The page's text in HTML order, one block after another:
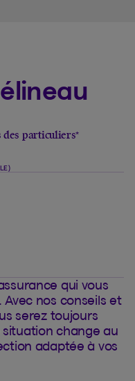
des particuliers*
qui vous
nos conseils et
serez toujours
change au
adaptée à vos